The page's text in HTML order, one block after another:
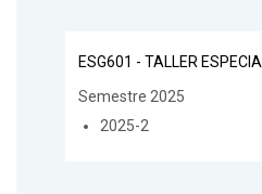
ESG601 - TALLER
Semestre 2025
2025-2